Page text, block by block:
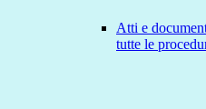
Atti e
tutte le